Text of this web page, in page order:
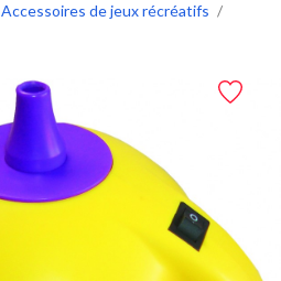
Accessoires de jeux récréatifs